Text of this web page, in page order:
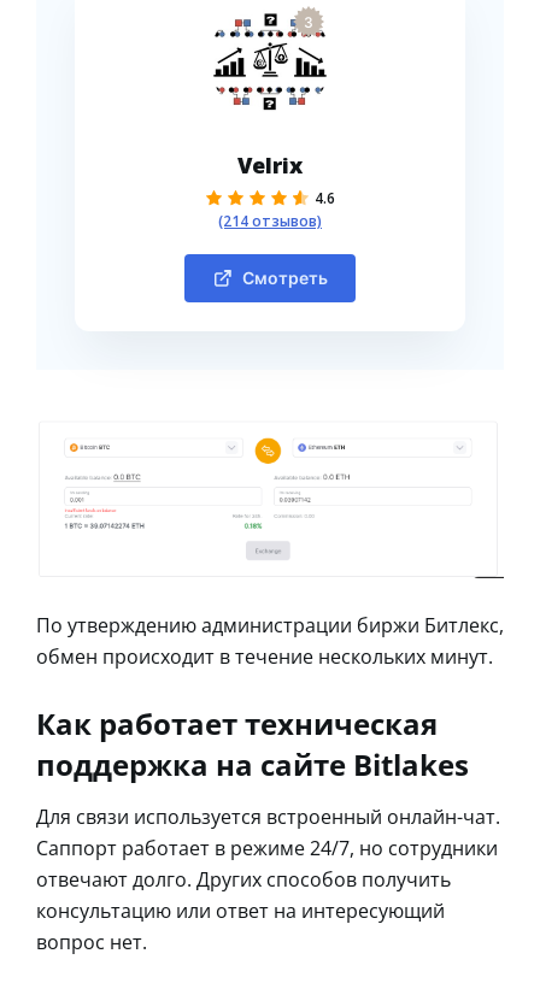
3
Velrix
4.6
(214 отзывов)
Смотреть
По утверждению администрации биржи Битлекс,
обмен происходит в течение нескольких минут.
Как работает техническая
поддержка на сайте Bitlakes
Для связи используется встроенный онлайн-чат.
Саппорт работает в режиме 24/7, но сотрудники
отвечают долго. Других способов получить
консультацию или ответ на интересующий
вопрос нет.